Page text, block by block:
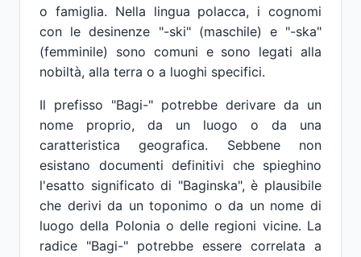
o famiglia. Nella lingua polacca, i cognomi
con le desinenze "-ski" (maschile) e "-ska"
(femminile) sono comuni e sono legati alla
nobiltà, alla terra o a luoghi specifici.
Il prefisso "Bagi-" potrebbe derivare da un
nome proprio, da un luogo o da una
caratteristica geografica. Sebbene non
esistano documenti definitivi che spieghino
l'esatto significato di "Baginska", è plausibile
che derivi da un toponimo o da un nome di
luogo della Polonia o delle regioni vicine. La
radice "Bagi-" potrebbe essere correlata a